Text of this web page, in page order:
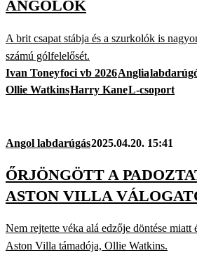
ANGOLOK
A brit csapat stábja és a szurkolók is
számú gólfelelősét.
Ivan Toneyfoci vb 2026Anglia
Ollie WatkinsHarry KaneL-csoport
Angol labdarúgás2025.04.20. 15:41
ŐRJÖNGÖTT A
ASTON VILLA
Nem rejtette véka alá edzője döntése miatt
Aston Villa támadója, Ollie Watkins.